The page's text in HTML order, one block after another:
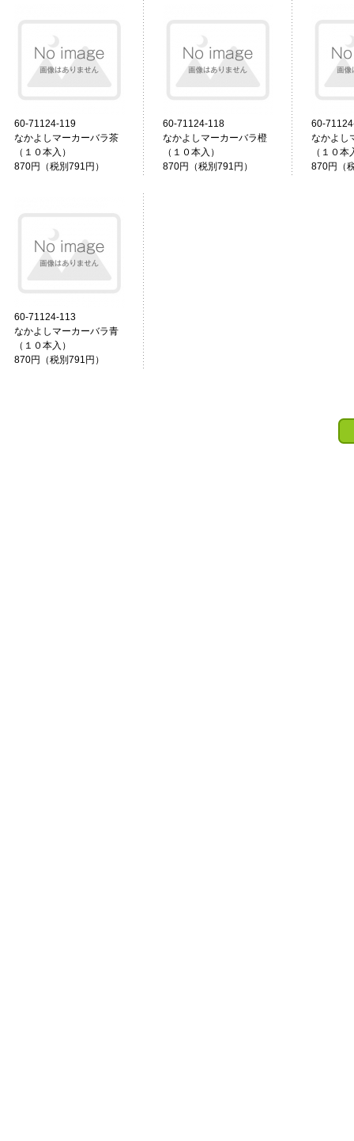
60-71124-119
なかよしマーカーバラ茶
（１０本入）
870円（税別791円）
60-71124-118
なかよしマーカーバラ橙
（１０本入）
870円（税別791円）
60-
なかよし
（１０本
870円（
60-71124-113
なかよしマーカーバラ青
（１０本入）
870円（税別791円）